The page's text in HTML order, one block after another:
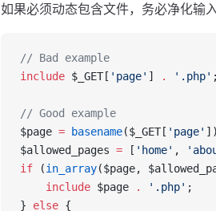
如果必须动态包含文件，务必净化输
// Bad example
include $_GET[ 'page' ] . '.php'
// Good example
$page = basename($_GET[ 'page'
$allowed_pages = [ 'home' ,
if (in_array($page,
    include
$page . '.php' ;
} else {